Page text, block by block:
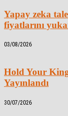
Yapay zeka
fiyatlarını
03/08/2026
Hold Your
Yayınlandı
30/07/2026